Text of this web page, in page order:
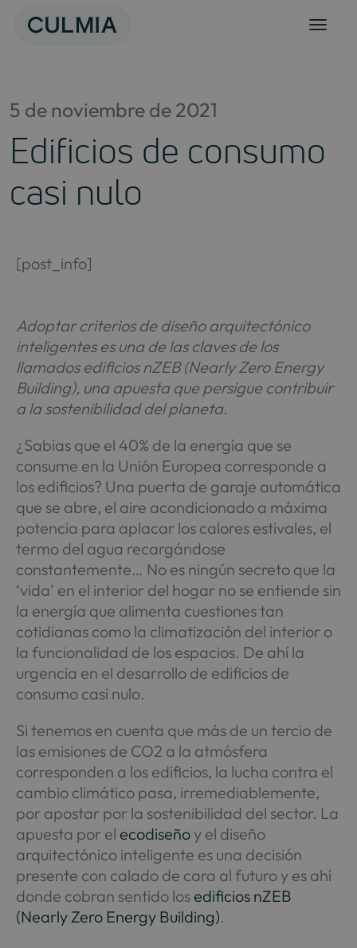
5 de noviembre de 2021
Edificios de consumo
casi nulo
[post_info]
Adoptar criterios de diseño arquitectónico
inteligentes es una de las claves de los
llamados edificios nZEB (Nearly Zero Energy
Building), una apuesta que persigue contribuir
a la sostenibilidad del planeta.
¿Sabías que el 40% de la energía que se
consume en la Unión Europea corresponde a
los edificios? Una puerta de garaje automática
que se abre, el aire acondicionado a máxima
potencia para aplacar los calores estivales, el
termo del agua recargándose
constantemente… No es ningún secreto que la
‘vida’ en el interior del hogar no se entiende sin
la energía que alimenta cuestiones tan
cotidianas como la climatización del interior o
la funcionalidad de los espacios. De ahí la
urgencia en el desarrollo de edificios de
consumo casi nulo.
Si tenemos en cuenta que más de un tercio de
las emisiones de CO2 a la atmósfera
corresponden a los edificios, la lucha contra el
cambio climático pasa, irremediablemente,
por apostar por la sostenibilidad del sector. La
apuesta por el ecodiseñoy el diseño
arquitectónico inteligente es una decisión
presente con calado de cara al futuro y es ahí
donde cobran sentido los edificios nZEB
(Nearly Zero Energy Building).